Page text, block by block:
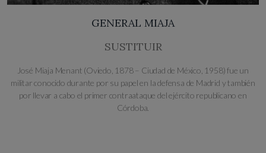
GENERAL MIAJA
SUSTITUIR
José Miaja Menant (Oviedo, 1878 – Ciudad de México, 1958) fue un
militar conocido durante por su papel en la defensa de Madrid y también
por llevar a cabo el primer contraataque del ejército republicano en
Córdoba.